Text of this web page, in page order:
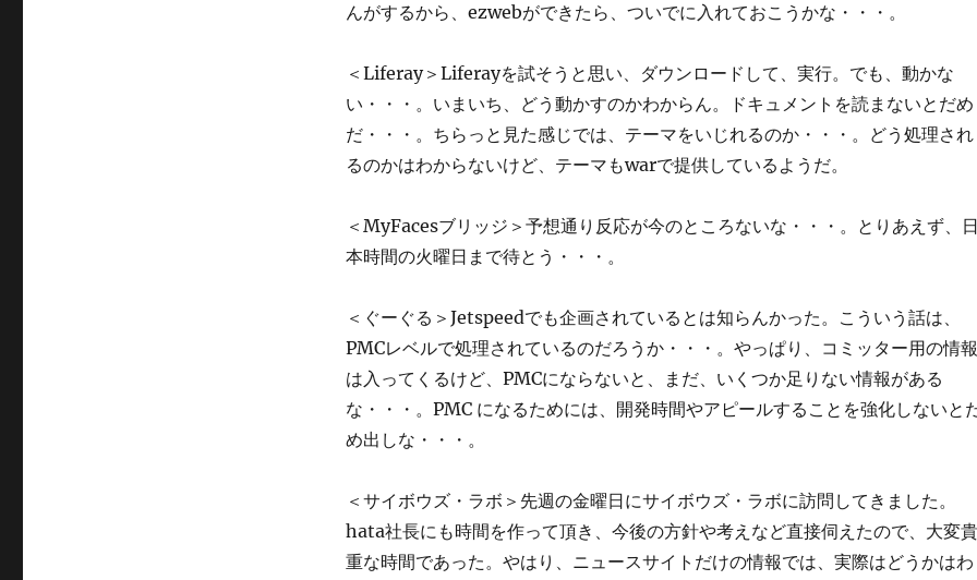
んがするから、ezwebができたら、ついでに入れておこうかな・・・。
＜Liferay＞Liferayを試そうと思い、ダウンロードして、実行。でも、動かな
い・・・。いまいち、どう動かすのかわからん。ドキュメントを読まないとだめ
だ・・・。ちらっと見た感じでは、テーマをいじれるのか・・・。どう処理され
るのかはわからないけど、テーマもwarで提供しているようだ。
＜MyFacesブリッジ＞予想通り反応が今のところないな・・・。とりあえず、
本時間の火曜日まで待とう・・・。
＜ぐーぐる＞Jetspeedでも企画されているとは知らんかった。こういう話は、
PMCレベルで処理されているのだろうか・・・。やっぱり、コミッター用の情報
は入ってくるけど、PMCにならないと、まだ、いくつか足りない情報がある
な・・・。PMC になるためには、開発時間やアピールすることを強化しないと
め出しな・・・。
＜サイボウズ・ラボ＞先週の金曜日にサイボウズ・ラボに訪問してきました。
hata社長にも時間を作って頂き、今後の方針や考えなど直接伺えたので、大変貴
重な時間であった。やはり、ニュースサイトだけの情報では、実際はどうかはわ